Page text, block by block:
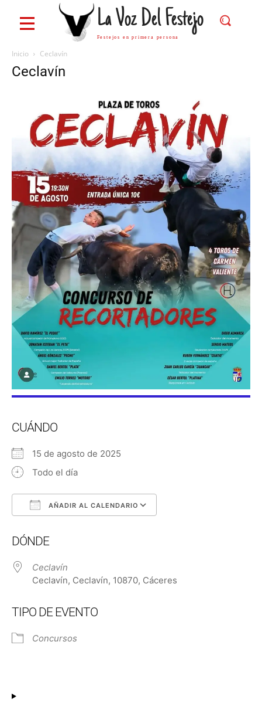
La Voz Del Festejo
Festejos en primera persona
Inicio Ceclavín
Ceclavín
CUÁNDO
15 de agosto de 2025
Todo el día
AÑADIR AL CALENDARIO
DÓNDE
Ceclavín
Ceclavín, Ceclavín, 10870, Cáceres
TIPO DE EVENTO
Concursos